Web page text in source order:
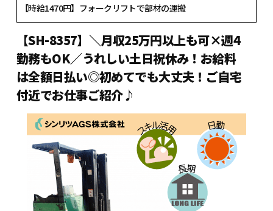
【SH-8357】＼月収25万円以上も可×週4
勤務もOK／うれしい土日祝休み！お給料
は全額日払い◎初めてでも大丈夫！ご自宅
付近でお仕事ご紹介♪
【時給1470円】フォークリフトで部材の運搬